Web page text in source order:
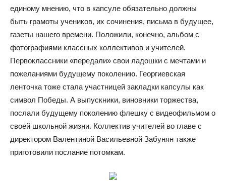
единому мнению, что в капсуле обязательно должны
быть грамоты учеников, их сочинения, письма в будущее,
газеты нашего времени. Положили, конечно, альбом с
фотографиями классных коллективов и учителей.
Первоклассники «передали» свои ладошки с мечтами и
пожеланиями будущему поколению. Георгиевская
ленточка тоже стала участницей закладки капсулы как
символ Победы. А выпускники, виновники торжества,
послали будущему поколению флешку с видеофильмом о
своей школьной жизни. Коллектив учителей во главе с
директором Валентиной Васильевной Забунян также
приготовили послание потомкам.